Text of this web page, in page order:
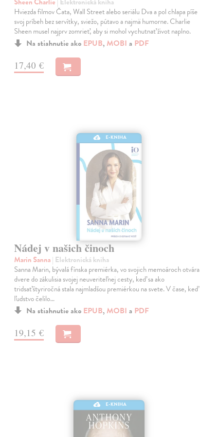
Sheen Charlie | Elektronická kniha
Hviezda filmov Čata, Wall Street alebo seriálu Dva a pol chlapa píše
svoj príbeh bez servítky, sviežo, pútavo a najmä humorne. Charlie
Sheen musel najprv zomrieť, aby si mohol vychutnať život naplno.
Na stiahnutie ako EPUB, MOBI a PDF
17,40 €
E-KNIHA
Nádej v našich činoch
Marin Sanna| Elektronická kniha
Sanna Marin, bývalá fínska premiérka, vo svojich memoároch otvára
dvere do zákulisia svojej neuveriteľnej cesty, keď sa ako
tridsaťštyriročná stala najmladšou premiérkou na svete. V čase, keď
ľudstvo čelilo…
Na stiahnutie ako EPUB, MOBI a PDF
19,15 €
E-KNIHA